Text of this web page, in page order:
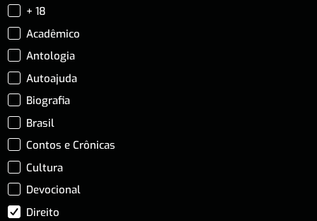
+ 18
Acadêmico
Antologia
Autoajuda
Biografia
Brasil
Contos e Crônicas
Cultura
Devocional
Direito